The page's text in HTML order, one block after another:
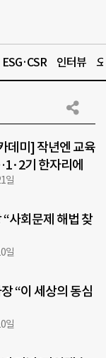
ESG·CSR 인터뷰
데미] 작년엔 교육
기 한자리에
일
사회문제 해법 찾
일
“이 세상의 동심
일